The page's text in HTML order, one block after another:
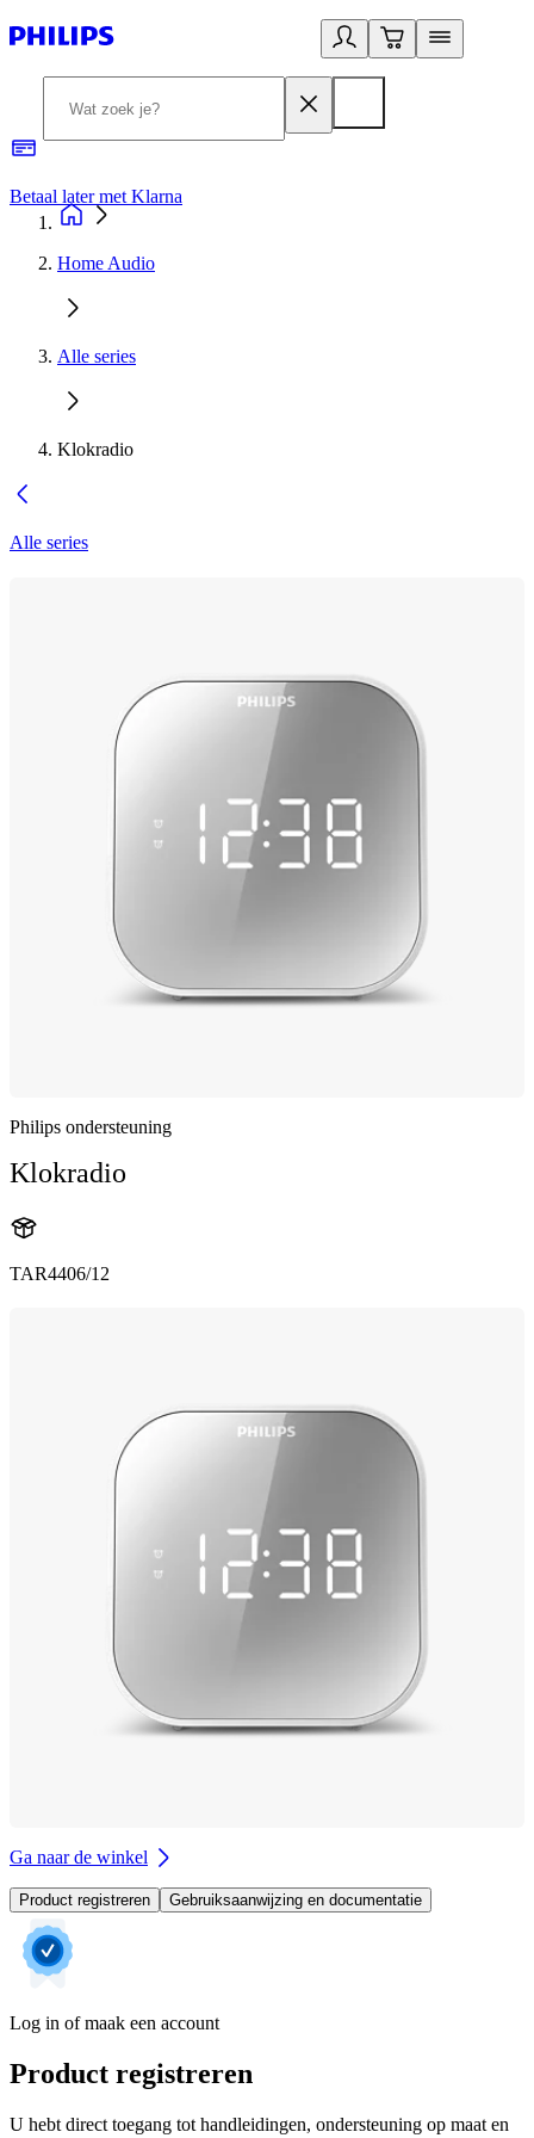
Betaal later met Klarna
Home Audio
Alle series
Klokradio
Alle series
Philips ondersteuning
Klokradio
TAR4406/12
Ga naar de winkel
Product registreren Gebruiksaanwijzing en documentatie
Log in of maak een account
Product registreren
U hebt direct toegang tot handleidingen, ondersteuning op maat en